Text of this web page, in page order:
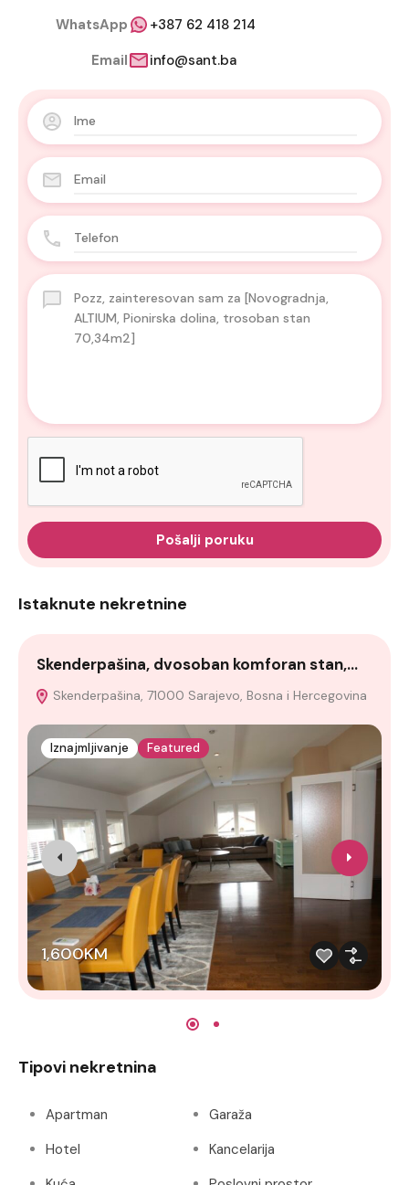
WhatsApp
+387 62 418 214
Email
info@sant.ba
Pošalji poruku
Istaknute nekretnine
Skenderpašina, dvosoban komforan stan,…
Skenderpašina, 71000 Sarajevo, Bosna i Hercegovina
Iznajmljivanje Featured
1,600KM
Tipovi nekretnina
Apartman
Garaža
Hotel
Kancelarija